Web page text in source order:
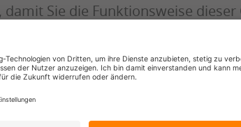
Sie die Funktionsweise
Funktionen dieser Site zu
Die Rechtsgrundlage für die